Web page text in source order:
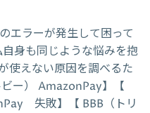
エラーが発生して困って
身も同じような悩みを抱
使えない原因を調べるた
ー） AmazonPay】【
失敗】【 BBB（トリ